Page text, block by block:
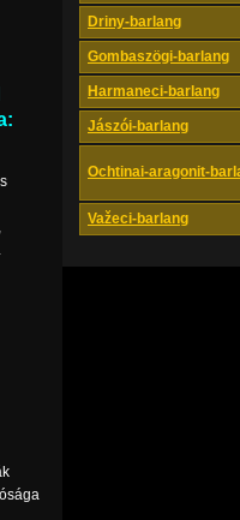
Driny-barlang
Gombaszögi-barlang
Harmaneci-barlang
Jászói-barlang
Ochtinai-aragonit-
Važeci-barlang